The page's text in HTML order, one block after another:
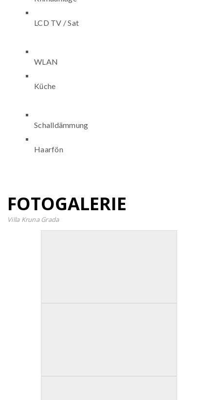
LCD TV / Sat
WLAN
Küche
Schalldämmung
Haarfön
FOTOGALERIE
Villa Kruna Grada